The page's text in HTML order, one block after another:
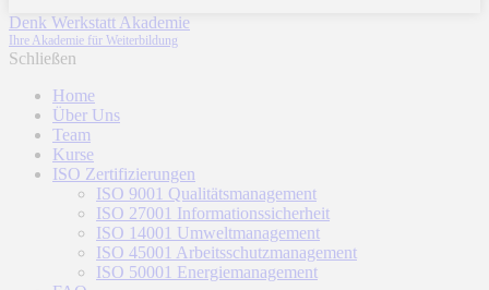
Denk Werkstatt Akademie
Ihre Akademie für Weiterbildung
Schließen
Home
Über Uns
Team
Kurse
ISO Zertifizierungen
ISO 9001 Qualitätsmanagement
ISO 27001 Informationssicherheit
ISO 14001 Umweltmanagement
ISO 45001 Arbeitsschutzmanagement
ISO 50001 Energiemanagement